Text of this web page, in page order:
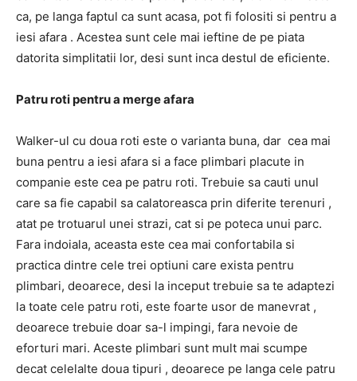
ca, pe langa faptul ca sunt acasa, pot fi folositi si pentru a
iesi afara . Acestea sunt cele mai ieftine de pe piata
datorita simplitatii lor, desi sunt inca destul de eficiente.
Patru roti pentru a merge afara
Walker-ul cu doua roti este o varianta buna, dar cea mai
buna pentru a iesi afara si a face plimbari placute in
companie este cea pe patru roti. Trebuie sa cauti unul
care sa fie capabil sa calatoreasca prin diferite terenuri ,
atat pe trotuarul unei strazi, cat si pe poteca unui parc.
Fara indoiala, aceasta este cea mai confortabila si
practica dintre cele trei optiuni care exista pentru
plimbari, deoarece, desi la inceput trebuie sa te adaptezi
la toate cele patru roti, este foarte usor de manevrat ,
deoarece trebuie doar sa-l impingi, fara nevoie de
eforturi mari. Aceste plimbari sunt mult mai scumpe
decat celelalte doua tipuri , deoarece pe langa cele patru